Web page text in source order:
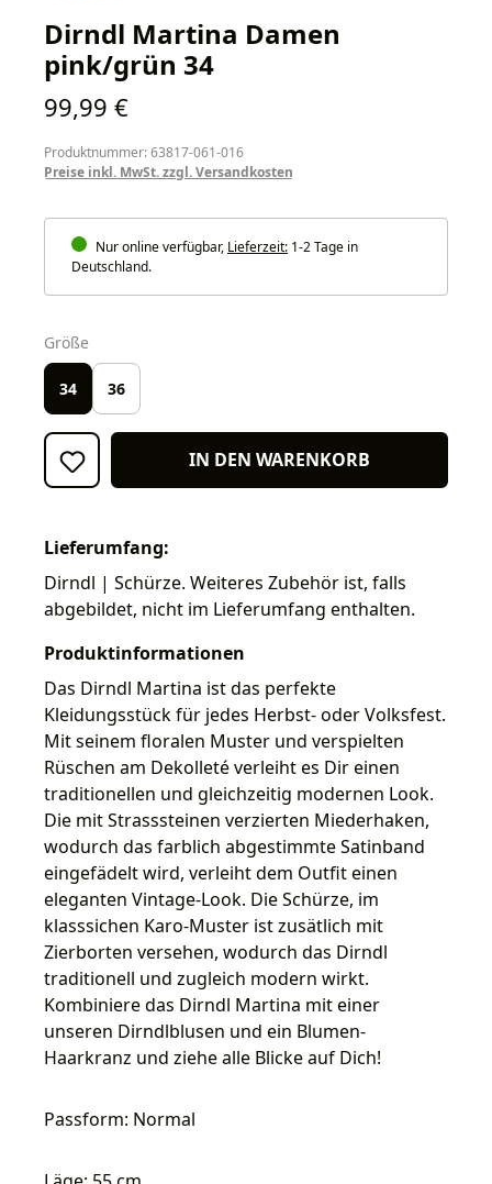
Dirndl Martina Damen
pink/grün 34
Regulärer Preis:
99,99 €
Produktnummer: 63817-061-016
Preise inkl. MwSt. zzgl. Versandkosten
Nur online verfügbar, Lieferzeit: 1-2 Tage in
Deutschland.
Größe
34 36
IN DEN WARENKORB
Lieferumfang:
Dirndl | Schürze. Weiteres Zubehör ist, falls
abgebildet, nicht im Lieferumfang enthalten.
Produktinformationen
Das Dirndl Martina ist das perfekte
Kleidungsstück für jedes Herbst- oder Volksfest.
Mit seinem floralen Muster und verspielten
Rüschen am Dekolleté verleiht es Dir einen
traditionellen und gleichzeitig modernen Look.
Die mit Strasssteinen verzierten Miederhaken,
wodurch das farblich abgestimmte Satinband
eingefädelt wird, verleiht dem Outfit einen
eleganten Vintage-Look. Die Schürze, im
klasssichen Karo-Muster ist zusätlich mit
Zierborten versehen, wodurch das Dirndl
traditionell und zugleich modern wirkt.
Kombiniere das Dirndl Martina mit einer
unseren Dirndlblusen und ein Blumen-
Haarkranz und ziehe alle Blicke auf Dich!
Passform: Normal